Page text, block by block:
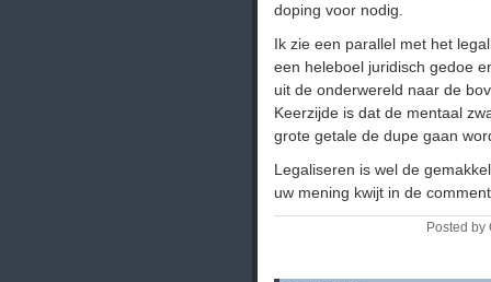
doping voor nodig.
Ik zie een parallel met het
een heleboel juridisch gedoe
uit de onderwereld naar de
Keerzijde is dat de mentaal
grote getale de dupe gaan
Legaliseren is wel de
uw mening kwijt in de
Posted by